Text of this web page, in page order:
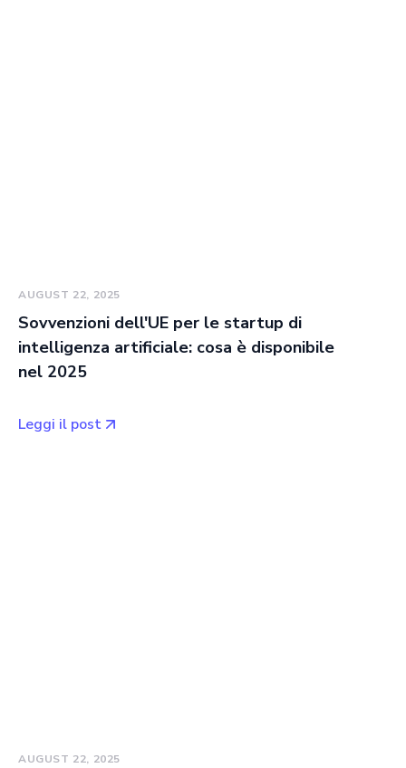
AUGUST 22, 2025
Sovvenzioni dell'UE per le startup di
intelligenza artificiale: cosa è disponibile
nel 2025
Leggi il post
AUGUST 22, 2025